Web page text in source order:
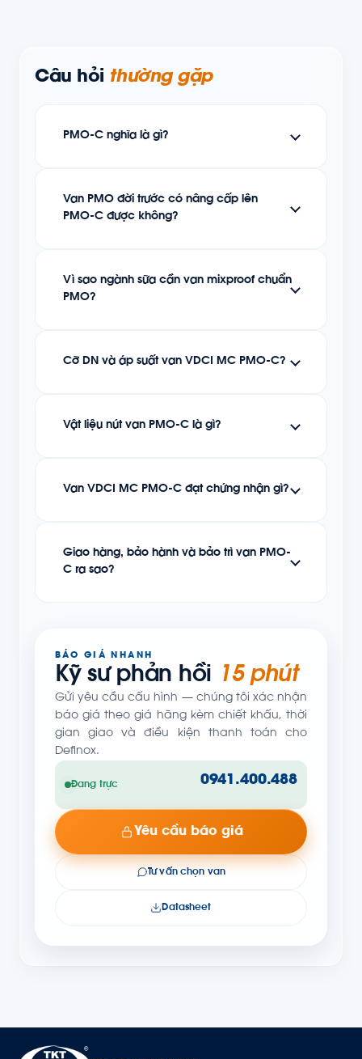
Câu hỏi thường gặp
PMO-C nghĩa là gì?
Van PMO đời trước có nâng cấp lên
PMO-C được không?
Vì sao ngành sữa cần van mixproof chuẩn
PMO?
Cỡ DN và áp suất van VDCI MC PMO-C?
Vật liệu nút van PMO-C là gì?
Van VDCI MC PMO-C đạt chứng nhận gì?
Giao hàng, bảo hành và bảo trì van PMO-
C ra sao?
BÁO GIÁ NHANH
Kỹ sư phản hồi 15 phút
Gửi yêu cầu cấu hình — chúng tôi xác nhận
báo giá theo giá hãng kèm chiết khấu, thời
gian giao và điều kiện thanh toán cho
Definox.
Đang trực 0941.400.488
Yêu cầu báo giá
Tư vấn chọn van
Datasheet